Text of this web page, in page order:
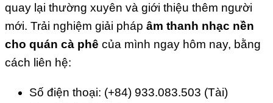
quay lại thường xuyên và giới thiệu thêm người
mới. Trải nghiệm giải pháp âm thanh nhạc nền
cho quán cà phê của mình ngay hôm nay, bằng
cách liên hệ:
Số điện thoại: (+84) 933.083.503 (Tài)